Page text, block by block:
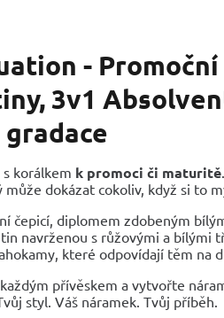
-
3v1
korálkem k promoci či maturitě
může dokázat cokoliv, když si to
čepicí, diplomem zdobeným
navrženou s růžovými a bílými
které odpovídají těm na
přívěskem a vytvořte
styl. Váš náramek. Tvůj příběh.